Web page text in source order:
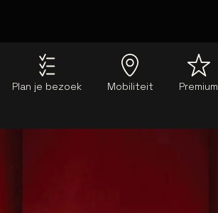
Plan je bezoek Mobiliteit Premium